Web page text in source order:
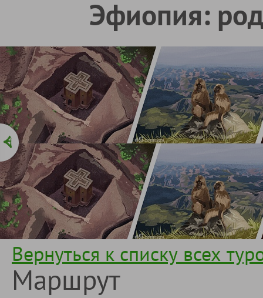
Эфиопия:
Вернуться к списку всех
Маршрут